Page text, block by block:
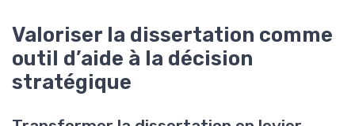
Valoriser la dissertation comme
outil d’aide à la décision
stratégique